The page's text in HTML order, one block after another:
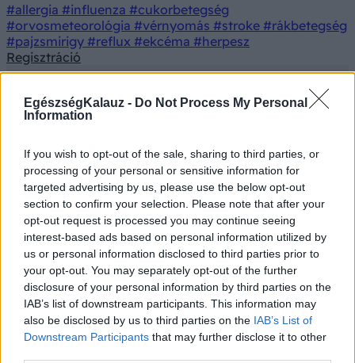
EgészségKalauz - Do Not Process My Personal
Information
If you wish to opt-out of the sale, sharing to third parties, or
processing of your personal or sensitive information for
targeted advertising by us, please use the below opt-out
section to confirm your selection. Please note that after your
opt-out request is processed you may continue seeing
interest-based ads based on personal information utilized by
us or personal information disclosed to third parties prior to
your opt-out. You may separately opt-out of the further
disclosure of your personal information by third parties on the
IAB’s list of downstream participants. This information may
also be disclosed by us to third parties on the IAB’s List of
Downstream Participants that may further disclose it to other
#allergia #influenza #cukorbetegség
#orvosmeteorológia #vérnyomás #stroke #rákbetegség
#pajzsmirigy #reflux #ekcéma #herpesz
Regisztráció
Hírek